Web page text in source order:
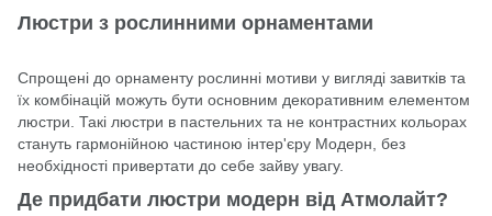
Люстри з рослинними орнаментами
Спрощені до орнаменту рослинні мотиви у вигляді завитків та
їх комбінацій можуть бути основним декоративним елементом
люстри. Такі люстри в пастельних та не контрастних кольорах
стануть гармонійною частиною інтер'єру Модерн, без
необхідності привертати до себе зайву увагу.
Де придбати люстри модерн вiд Атмолайт?